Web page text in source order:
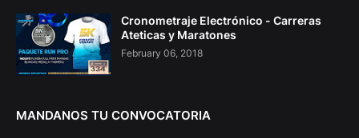
Cronometraje Electrónico - Carreras
Ateticas y Maratones
February 06, 2018
MANDANOS TU CONVOCATORIA